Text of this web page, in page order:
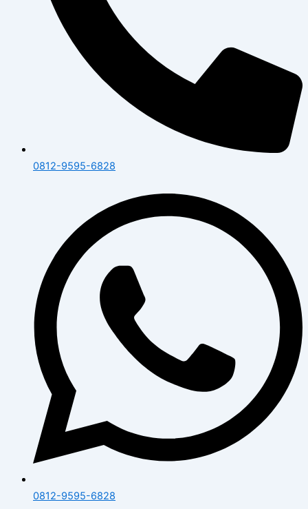
0812-9595-6828
0812-9595-6828